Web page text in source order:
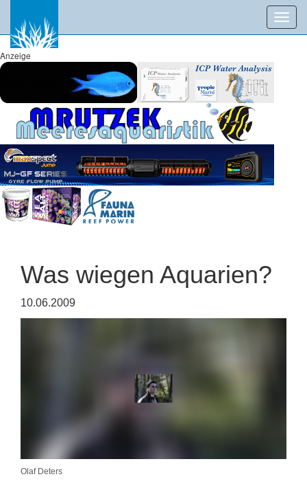
Anzeige
Was wiegen Aquarien?
10.06.2009
Olaf Deters